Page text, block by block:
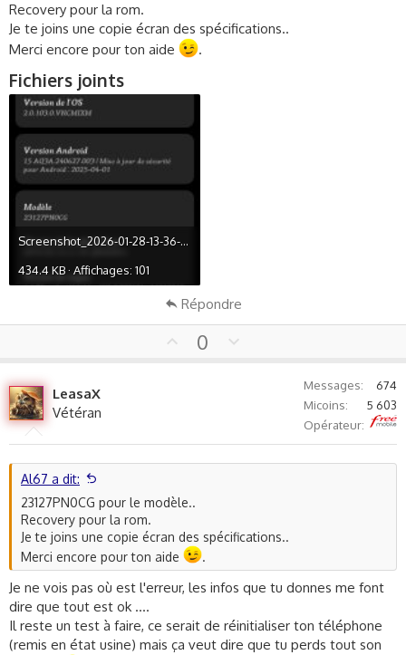
Recovery pour la rom.
Je te joins une copie écran des spécifications..
Merci encore pour ton aide
.
Fichiers joints
Screenshot_2026-01-28-13-36-11-297_com.android.settings.jpg
434.4 KB · Affichages: 101
Répondre
e
0
o
t
LeasaX
Vétéran
Messages
674
Micoins
5 603
Opérateur
Al67 a dit:
23127PN0CG pour le modèle..
Recovery pour la rom.
Je te joins une copie écran des spécifications..
Merci encore pour ton aide
.
Je ne vois pas où est l'erreur, les infos que tu donnes me font
dire que tout est ok ....
Il reste un test à faire, ce serait de réinitialiser ton téléphone
(remis en état usine) mais ça veut dire que tu perds tout son